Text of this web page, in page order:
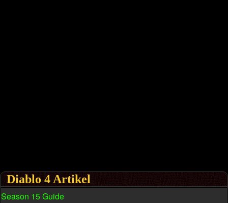
Diablo 4 Artikel
Season 15 Guide